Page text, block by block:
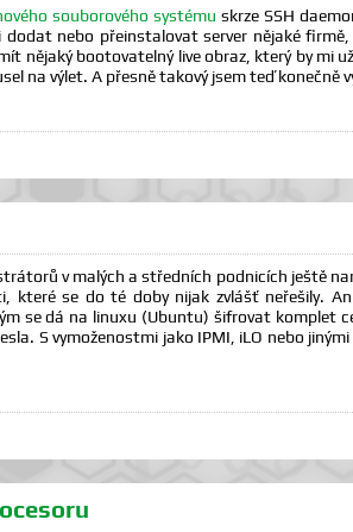
souborového systému skrze SSH
nebo přeinstalovat server nějaké
nějaký bootovatelný live obraz, který by mi
na výlet. A přesně takový jsem teď konečně
v malých a středních podnicích ještě
které se do té doby nijak zvlášť neřešily.
se dá na linuxu (Ubuntu) šifrovat komplet
S vymoženostmi jako IPMI, iLO nebo